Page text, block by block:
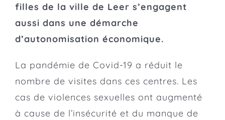
filles de la ville de Leer s’engagent
aussi dans une démarche
d’autonomisation économique.
La pandémie de Covid-19 a réduit le
nombre de visites dans ces centres. Les
cas de violences sexuelles ont augmenté
à cause de l’insécurité et du manque de